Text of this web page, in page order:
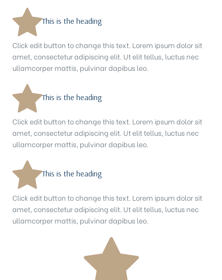
This is the heading
Click edit button to change this text. Lorem ipsum dolor sit
amet, consectetur adipiscing elit. Ut elit tellus, luctus nec
ullamcorper mattis, pulvinar dapibus leo.
This is the heading
Click edit button to change this text. Lorem ipsum dolor sit
amet, consectetur adipiscing elit. Ut elit tellus, luctus nec
ullamcorper mattis, pulvinar dapibus leo.
This is the heading
Click edit button to change this text. Lorem ipsum dolor sit
amet, consectetur adipiscing elit. Ut elit tellus, luctus nec
ullamcorper mattis, pulvinar dapibus leo.